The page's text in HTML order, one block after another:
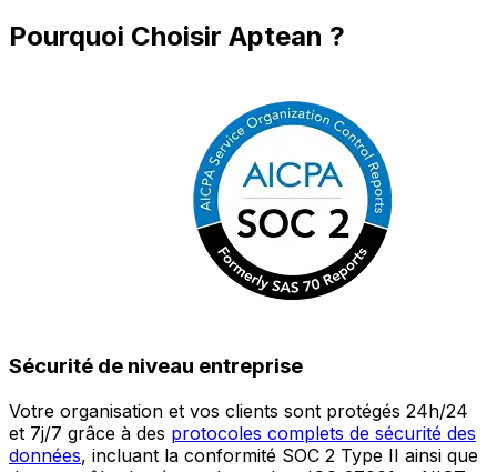
Pourquoi Choisir Aptean ?
Sécurité de niveau entreprise
Votre organisation et vos clients sont protégés 24h/24
et 7j/7 grâce à des protocoles complets de sécurité des
données, incluant la conformité SOC 2 Type II ainsi que